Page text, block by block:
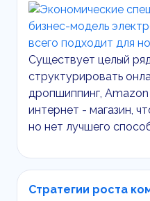
Существует целый
структурировать
дропшиппинг, Amazon
интернет - магазин,
но нет лучшего
Стратегии роста